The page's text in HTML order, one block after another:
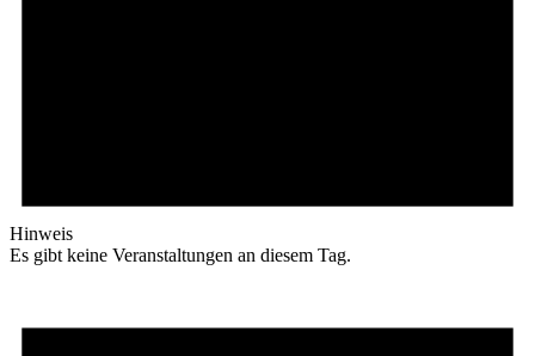
Hinweis
Es gibt keine Veranstaltungen an diesem Tag.